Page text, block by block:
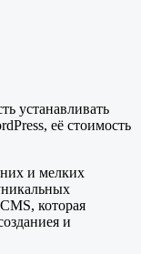
устанавливать
её стоимость
и мелких
которая
и